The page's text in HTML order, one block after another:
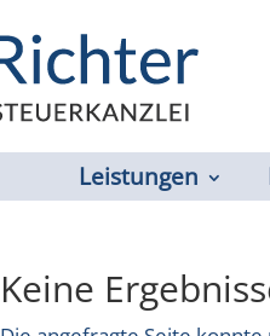
Leistungen
Keine